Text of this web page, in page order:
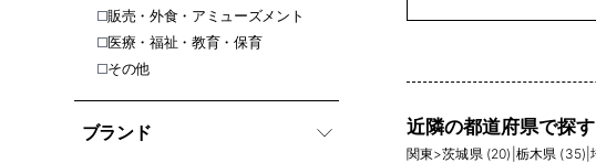
販売・外食・アミューズメント
医療・福祉・教育・保育
その他
ブランド 近隣の都道府県で探す
関東>茨城県 (20) 栃木県 (35) |